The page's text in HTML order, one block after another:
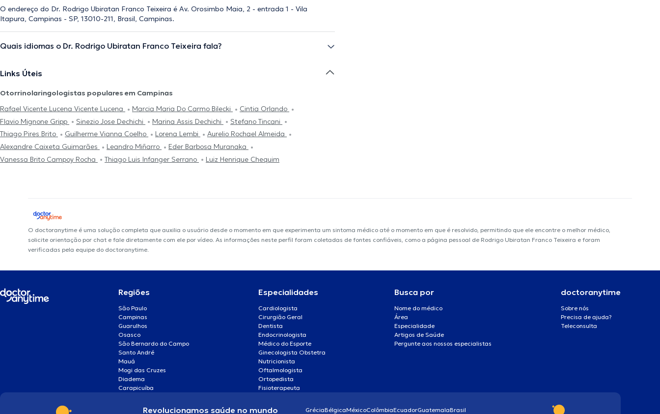
O endereço do Dr. Rodrigo Ubiratan Franco Teixeira é Av. Orosimbo Maia, 2 - entrada 1 - Vila
Itapura, Campinas - SP, 13010-211, Brasil, Campinas.
Quais idiomas o Dr. Rodrigo Ubiratan Franco Teixeira fala?
Links Úteis
Otorrinolaringologistas populares em Campinas
Rafael Vicente Lucena Vicente Lucena
Marcia Maria Do Carmo Bilecki
Cintia Orlando
Flavio Mignone Gripp
Sinezio Jose Dechichi Marina Assis Dechichi
Stefano Tincani
Thiago Pires Brito
Guilherme Vianna Coelho Lorena Lembi
Aurelio Rochael Almeida
Alexandre Caixeta Guimarães
Leandro Miñarro
Eder Barbosa Muranaka
Vanessa Brito Campoy Rocha
Thiago Luis Infanger Serrano Luiz Henrique Chequim
O doctoranytime é uma solução completa que auxilia o usuário desde o momento em que experimenta um sintoma médico até o momento em que é resolvido, permitindo que ele encontre o melhor médico,
solicite orientação por chat e fale diretamente com ele por vídeo. As informações neste perfil foram coletadas de fontes confiáveis, como a página pessoal de Rodrigo Ubiratan Franco Teixeira e foram
verificadas pela equipe do doctoranytime.
Regiões
São Paulo
Campinas
Guarulhos
Osasco
São Bernardo do Campo
Santo André
Mauá
Mogi das Cruzes
Diadema
Carapicuíba
Especialidades
Cardiologista
Cirurgião Geral
Dentista
Endocrinologista
Médico do Esporte
Ginecologista Obstetra
Nutricionista
Oftalmologista
Ortopedista
Fisioterapeuta
Busca por
Nome do médico
Área
Especialidade
Artigos de Saúde
Pergunte aos nossos especialistas
doctoranytime
Sobre nós
Precisa de ajuda?
Teleconsulta
Revolucionamos saúde no mundo GréciaBélgicaMéxicoColômbiaEcuadorGuatemalaBrasil